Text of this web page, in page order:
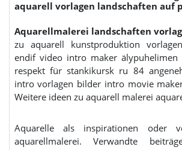
aquarell vorlagen landschaften auf
Aquarellmalerei landschaften
zu aquarell kunstproduktion
endif video intro maker älypuhelimen
respekt für stankikursk ru 84
intro vorlagen bilder intro movie
Weitere ideen zu aquarell malerei
Aquarelle als inspirationen oder
aquarellmalerei. Verwandte